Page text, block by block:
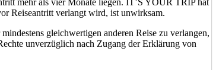
Reiseantritt verlangt wird, ist unwirksam.
gleichwertigen anderen Reise zu verlangen,
unverzüglich nach Zugang der Erklärung von